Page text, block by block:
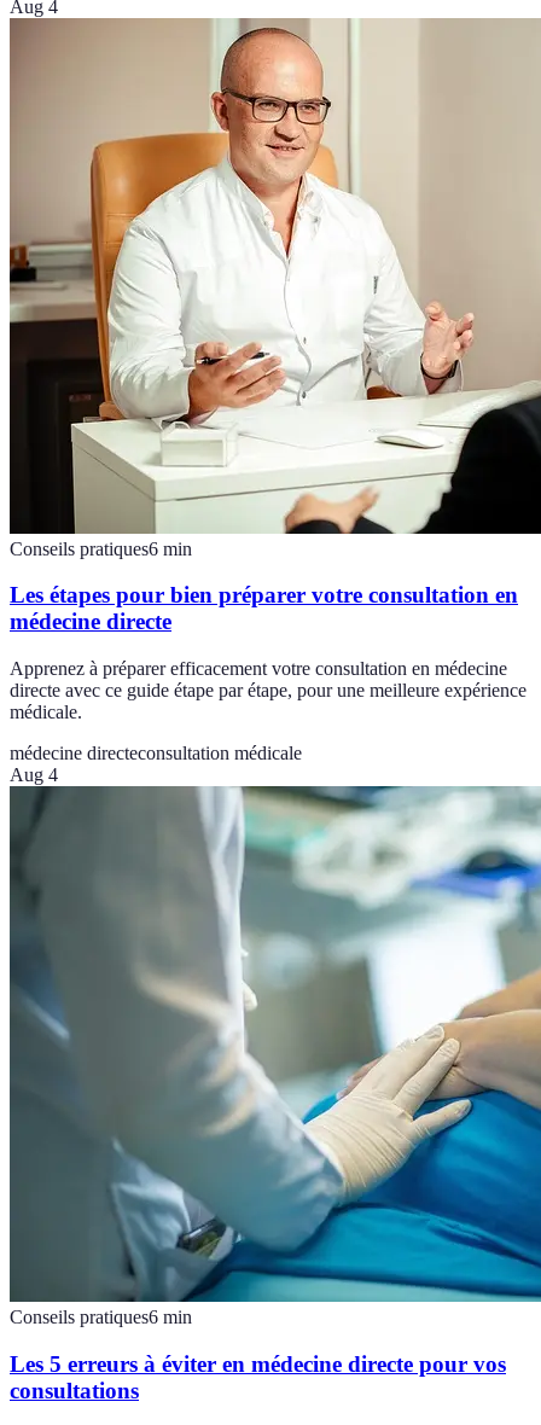
Aug 4
Conseils pratiques6 min
Les étapes pour bien préparer votre consultation en
médecine directe
Apprenez à préparer efficacement votre consultation en médecine
directe avec ce guide étape par étape, pour une meilleure expérience
médicale.
médecine directeconsultation médicale
Aug 4
Conseils pratiques6 min
Les 5 erreurs à éviter en médecine directe pour vos
consultations